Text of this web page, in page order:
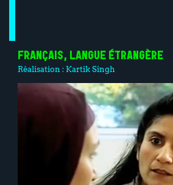
FRANÇAIS, LANGUE ÉTRANGÈRE
Réalisation : Kartik Singh